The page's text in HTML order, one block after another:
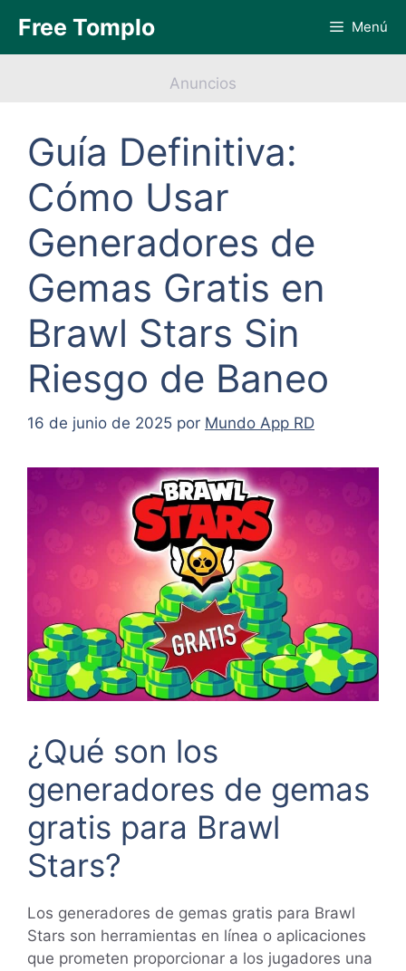
contenido
Free Tomplo Menú
Anuncios
Guía Definitiva:
Cómo Usar
Generadores de
Gemas Gratis en
Brawl Stars Sin
Riesgo de Baneo
16 de junio de 2025 por Mundo App RD
¿Qué son los
generadores de gemas
gratis para Brawl
Stars?
Los generadores de gemas gratis para Brawl
Stars son herramientas en línea o aplicaciones
que prometen proporcionar a los jugadores una